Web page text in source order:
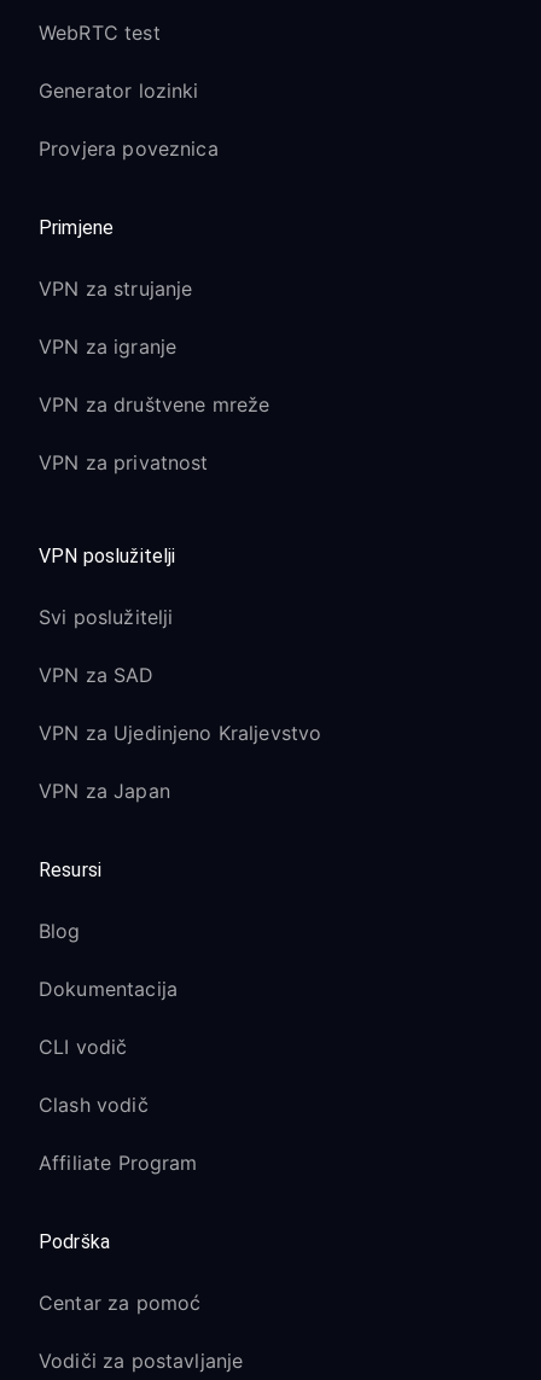
WebRTC test
Generator lozinki
Provjera poveznica
Primjene
VPN za strujanje
VPN za igranje
VPN za društvene mreže
VPN za privatnost
VPN poslužitelji
Svi poslužitelji
VPN za SAD
VPN za Ujedinjeno Kraljevstvo
VPN za Japan
Resursi
Blog
Dokumentacija
CLI vodič
Clash vodič
Affiliate Program
Podrška
Centar za pomoć
Vodiči za postavljanje